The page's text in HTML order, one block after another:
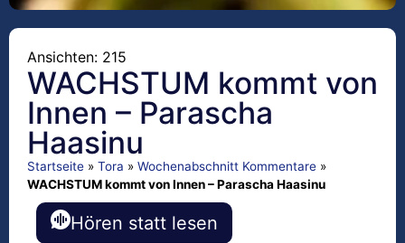
Ansichten: 215
WACHSTUM kommt von
Innen – Parascha
Haasinu
Startseite » Tora » Wochenabschnitt Kommentare »
WACHSTUM kommt von Innen – Parascha Haasinu
Hören statt lesen